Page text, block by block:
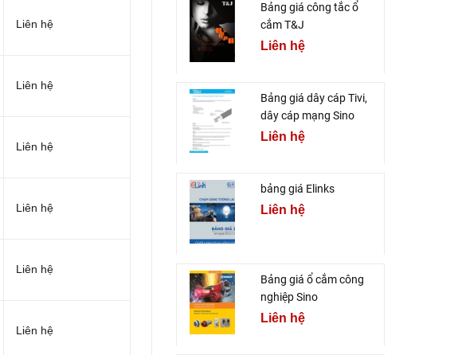
Liên hệ
Liên hệ
Liên hệ
Liên hệ
Liên hệ
Liên hệ
Bảng giá công tắc ổ
cắm T&J
Liên hệ
Bảng giá dây cáp Tivi,
dây cáp mạng Sino
Liên hệ
bảng giá Elinks
Liên hệ
Bảng giá ổ cắm công
nghiệp Sino
Liên hệ